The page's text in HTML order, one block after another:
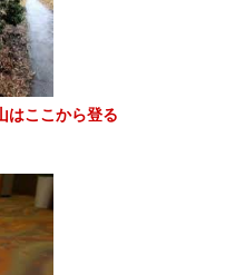
はここから登る